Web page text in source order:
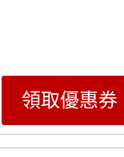
領取優惠券